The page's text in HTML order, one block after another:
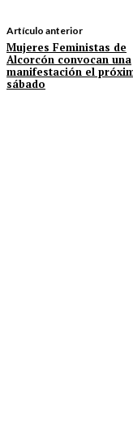
Artículo anterior
Mujeres Feministas de
Alcorcón convocan una
manifestación el
sábado